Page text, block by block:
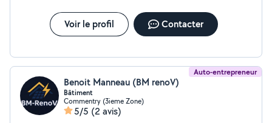
Voir le profil Contacter
Auto-entrepreneur
Benoit Manneau (BM renoV)
Bâtiment
Commentry (3ieme Zone)
5/5 (2 avis)